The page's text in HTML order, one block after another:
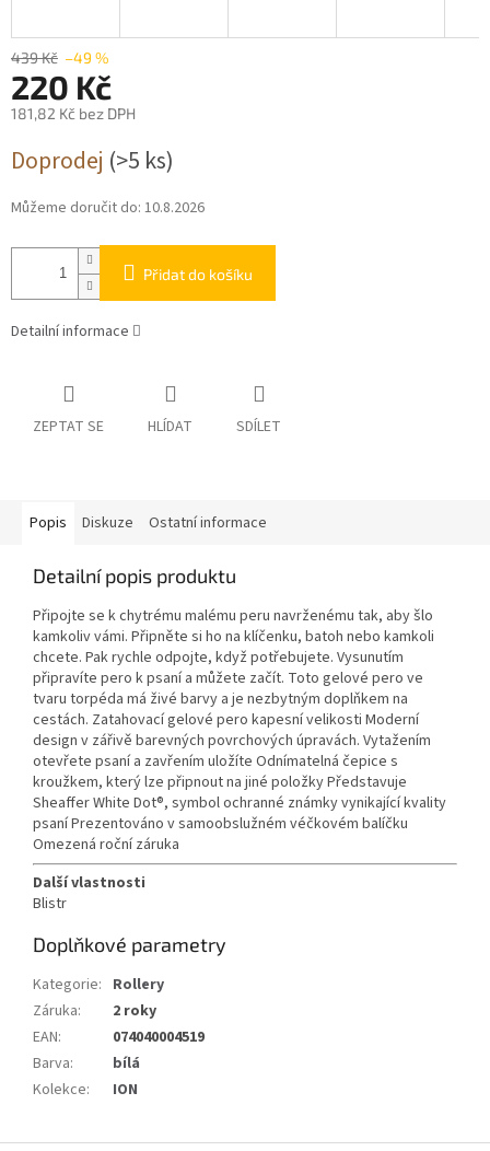
439 Kč –49 %
220 Kč
181,82 Kč bez DPH
cena:
Doprodej (>5 ks)
Můžeme doručit do: 10.8.2026
Přidat do košíku
Detailní informace
ZEPTAT SE HLÍDAT SDÍLET
Popis Diskuze Ostatní informace
Detailní popis produktu
Připojte se k chytrému malému peru navrženému tak, aby šlo
kamkoliv vámi. Připněte si ho na klíčenku, batoh nebo kamkoli
chcete. Pak rychle odpojte, když potřebujete. Vysunutím
připravíte pero k psaní a můžete začít. Toto gelové pero ve
tvaru torpéda má živé barvy a je nezbytným doplňkem na
cestách. Zatahovací gelové pero kapesní velikosti Moderní
design v zářivě barevných povrchových úpravách. Vytažením
otevřete psaní a zavřením uložíte Odnímatelná čepice s
kroužkem, který lze připnout na jiné položky Představuje
Sheaffer White Dot®, symbol ochranné známky vynikající kvality
psaní Prezentováno v samoobslužném véčkovém balíčku
Omezená roční záruka
Další vlastnosti
Blistr
Doplňkové parametry
Kategorie: Rollery
Záruka:
2 roky
EAN:
074040004519
Barva:
bílá
Kolekce: ION